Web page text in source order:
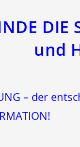
und
– der